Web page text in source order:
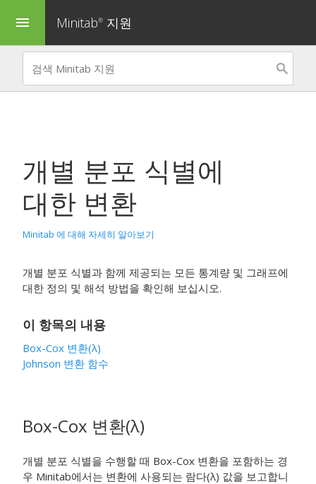
menu Minitab® 지원
개별 분포 식별에
대한 변환
Minitab 에 대해 자세히 알아보기
개별 분포 식별과 함께 제공되는 모든 통계량 및 그래프에
대한 정의 및 해석 방법을 확인해 보십시오.
이 항목의 내용
Box-Cox 변환(λ)
Johnson 변환 함수
Box-Cox 변환(λ)
개별 분포 식별을 수행할 때 Box-Cox 변환을 포함하는 경
우 Minitab에서는 변환에 사용되는 람다(λ) 값을 보고합니